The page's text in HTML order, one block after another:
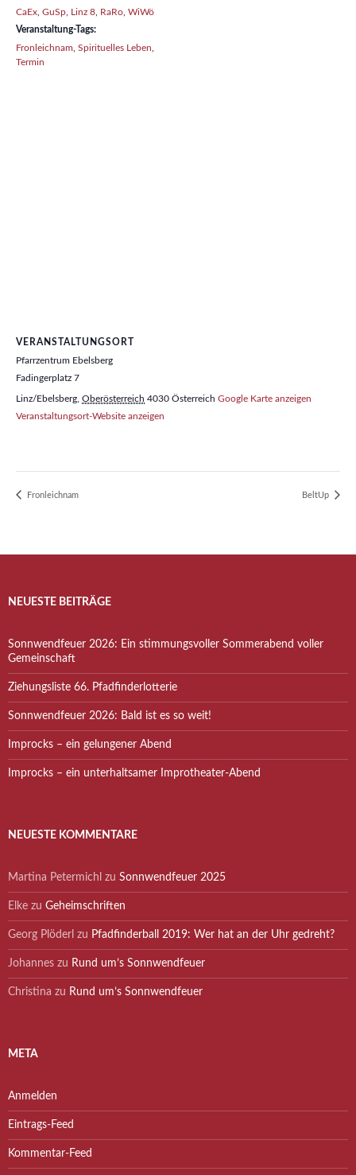
CaEx GuSp Linz 8 RaRo WiWö
Veranstaltung-Tags:
Fronleichnam Spirituelles Leben
Termin
VERANSTALTUNGSORT
Pfarrzentrum Ebelsberg
Fadingerplatz 7
Linz/Ebelsberg Oberösterreich 4030 Österreich Google Karte anzeigen
Veranstaltungsort-Website anzeigen
Fronleichnam BeltUp
NEUESTE BEITRÄGE
Sonnwendfeuer 2026: Ein stimmungsvoller Sommerabend voller
Gemeinschaft
Ziehungsliste 66. Pfadfinderlotterie
Sonnwendfeuer 2026: Bald ist es so weit!
Improcks – ein gelungener Abend
Improcks – ein unterhaltsamer Improtheater-Abend
NEUESTE KOMMENTARE
Martina Petermichl zu Sonnwendfeuer 2025
Elke zu Geheimschriften
Georg Plöderl zu Pfadfinderball 2019: Wer hat an der Uhr gedreht?
Johannes zu Rund um’s Sonnwendfeuer
Christina zu Rund um’s Sonnwendfeuer
META
Anmelden
Eintrags-Feed
Kommentar-Feed